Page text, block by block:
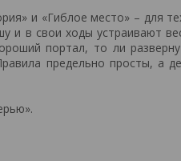
и «Гиблое место» – для
и в свои ходы устраивают
портал, то ли
предельно просты, а